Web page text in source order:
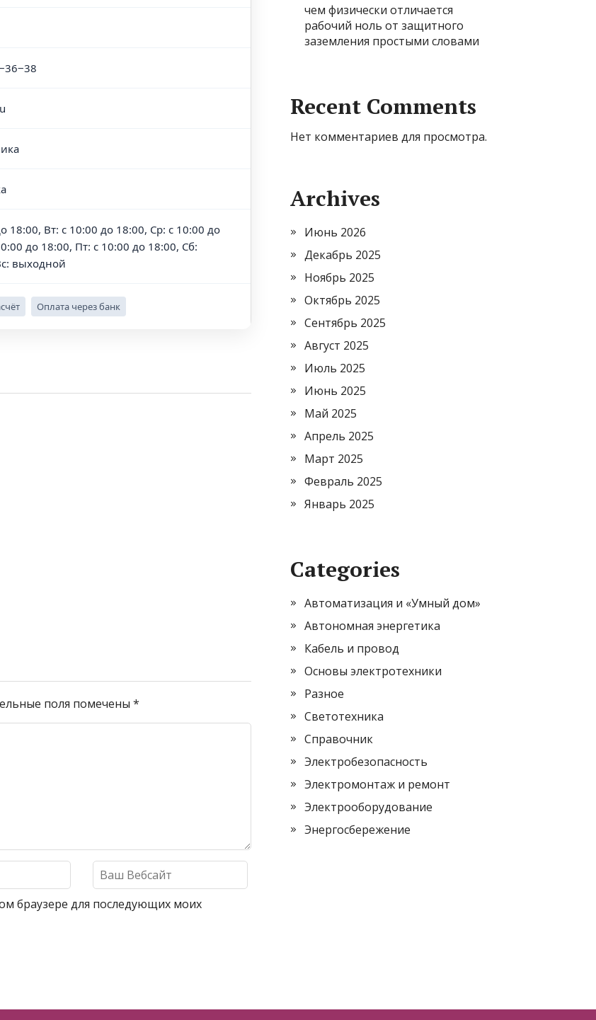
18:00, Вт: с 10:00 до 18:00, Ср: с 10:00 до
до 18:00, Пт: с 10:00 до 18:00, Сб:
выходной
Оплата через банк
поля помечены *
браузере для последующих моих
чем физически отличается
рабочий ноль от защитного
заземления простыми словами
Recent Comments
Нет комментариев для просмотра.
Archives
Июнь 2026
Декабрь 2025
Ноябрь 2025
Октябрь 2025
Сентябрь 2025
Август 2025
Июль 2025
Июнь 2025
Май 2025
Апрель 2025
Март 2025
Февраль 2025
Январь 2025
Categories
Автоматизация и «Умный дом»
Автономная энергетика
Кабель и провод
Основы электротехники
Разное
Светотехника
Справочник
Электробезопасность
Электромонтаж и ремонт
Электрооборудование
Энергосбережение